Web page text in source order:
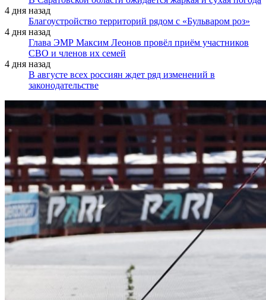
4 дня назад
Благоустройство территорий рядом с «Бульваром роз»
4 дня назад
Глава ЭМР Максим Леонов провёл приём участников
СВО и членов их семей
4 дня назад
В августе всех россиян ждет ряд изменений в
законодательстве